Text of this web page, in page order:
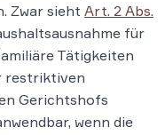
Zwar sieht Art. 2 Abs.
für
Tätigkeiten
restriktiven
Gerichtshofs
wenn die